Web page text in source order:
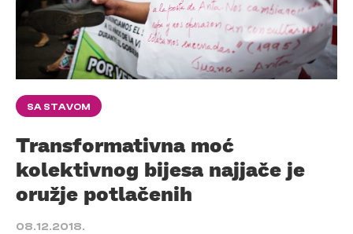
SA STAVOM
Transformativna moć
kolektivnog bijesa najjače je
oružje potlačenih
08.12.2018.